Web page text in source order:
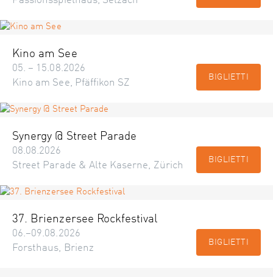
Kino am See
05. – 15.08.2026
Kino am See, Pfäffikon SZ
BIGLIETTI
Synergy @ Street Parade
08.08.2026
Street Parade & Alte Kaserne, Zürich
BIGLIETTI
37. Brienzersee Rockfestival
06.–09.08.2026
Forsthaus, Brienz
BIGLIETTI